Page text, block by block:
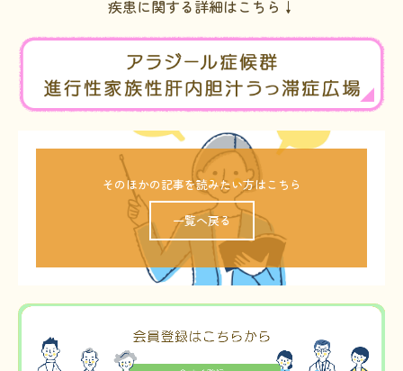
疾患に関する詳細はこちら↓
そのほかの記事を読みたい方はこちら
一覧へ戻る